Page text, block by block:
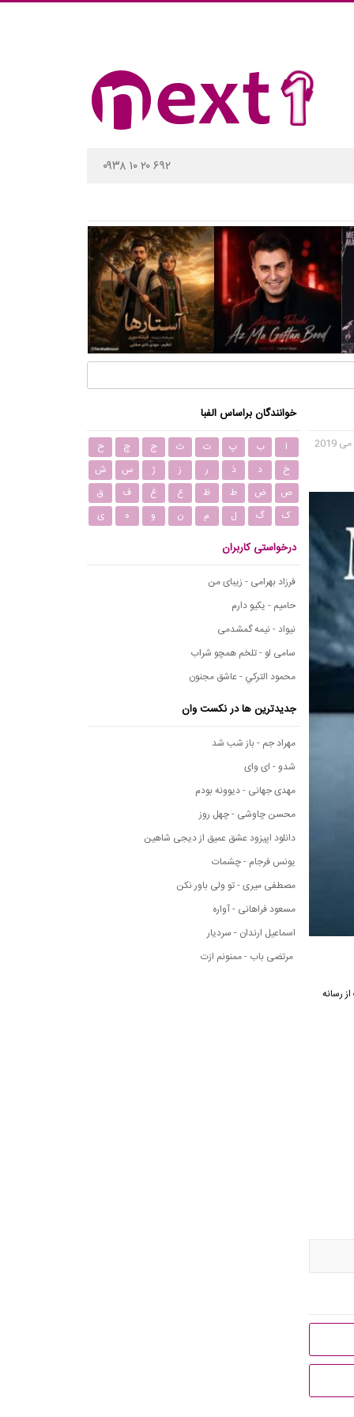
۰۹۳۸ ۱۰ ۲۰ ۶۹۲
متن این آهنگ از رسانه
خوانندگان براساس الفبا
ا ب پ ت ث ج چ
ح
خ
د ذ ر ز ژ س
ش
ص
ض ط ظ ع غ ف
ق
ک
گ ل م ن و ه ی
درخواستی کاربران
فرزاد بهرامی - زیبای من
حامیم - یکیو دارم
نیواد - نیمه گمشدمی
سامی لو - تلخم همچو شراب
محمود التركي - عاشق مجنون
جدیدترین ها در نکست وان
مهراد جم - باز شب شد
شدو - ای وای
مهدی جهانی - دیوونه بودم
محسن چاوشی - چهل روز
دانلود اپیزود عشق عمیق از دیجی شاهین
یونس فرجام - چشمات
مصطفی میری - تو ولی باور نکن
مسعود فراهانی - آواره
اسماعیل ارندان - سردیار
مرتضی باب - ممنونم ازت